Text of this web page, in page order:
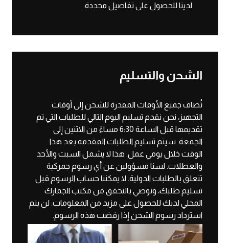
لدينا للحصول على تفاصيل محددة.
الشحن والتسليم
تُضاف جميع الأوقات المقدرة للشحن إلى أوقات
التجهيز، نحن نقدم تسليم اليوم التالي للطلبات التي تم
تقديمها قبل الساعة 6:30 مساءً من الاثنين إلى
الجمعة. سيتم تسليم الطلبات المقدمة بعد هذا
الوقت خلال يومي عمل. هذا لا يشمل السبت والأحد
والعطلات. لسنا مسؤولين عن أي رسوم جمركية
تتعلق بالطلبات الدولية. لا يمكننا حساب الرسوم قبل
تسليم طلبك، ونوصي بالتحقق من مكتب الجمارك
المحلي لديك للحصول على مزيد من المعلومات. لن يتم
استرداد رسوم الشحن إذا رفضت هذه الرسوم.